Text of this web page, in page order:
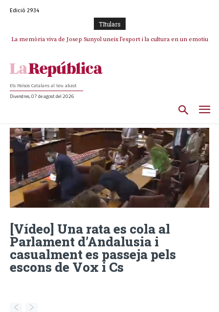
Edició 2934
TItulars
La memòria viva de Josep Sunyol uneix l’esport i la cultura en un emotiu
Els Països Catalans al teu abast
Divendres, 07 de agost del 2026
[Vídeo] Una rata es cola al
Parlament d’Andalusia i
casualment es passeja pels
escons de Vox i Cs